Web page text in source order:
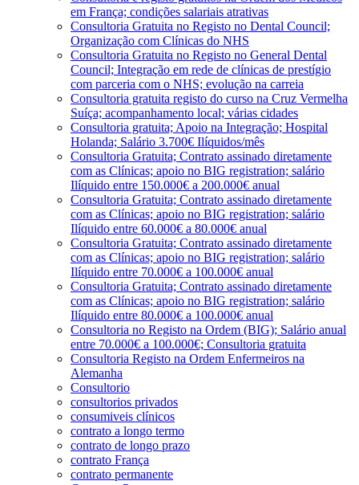
em França; condições salariais atrativas
Consultoria Gratuita no Registo no Dental Council;
Organização com Clínicas do NHS
Consultoria Gratuita no Registo no General Dental
Council; Integração em rede de clínicas de prestígio
com parceria com o NHS; evolução na carreia
Consultoria gratuita registo do curso na Cruz Vermelha
Suíça; acompanhamento local; várias cidades
Consultoria gratuita; Apoio na Integração; Hospital
Holanda; Salário 3.700€ Ilíquidos/mês
Consultoria Gratuita; Contrato assinado diretamente
com as Clínicas; apoio no BIG registration; salário
Ilíquido entre 150.000€ a 200.000€ anual
Consultoria Gratuita; Contrato assinado diretamente
com as Clínicas; apoio no BIG registration; salário
Ilíquido entre 60.000€ a 80.000€ anual
Consultoria Gratuita; Contrato assinado diretamente
com as Clínicas; apoio no BIG registration; salário
Ilíquido entre 70.000€ a 100.000€ anual
Consultoria Gratuita; Contrato assinado diretamente
com as Clínicas; apoio no BIG registration; salário
Ilíquido entre 80.000€ a 100.000€ anual
Consultoria no Registo na Ordem (BIG); Salário anual
entre 70.000€ a 100.000€; Consultoria gratuita
Consultoria Registo na Ordem Enfermeiros na
Alemanha
Consultorio
consultorios privados
consumiveis clínicos
contrato a longo termo
contrato de longo prazo
contrato França
contrato permanente